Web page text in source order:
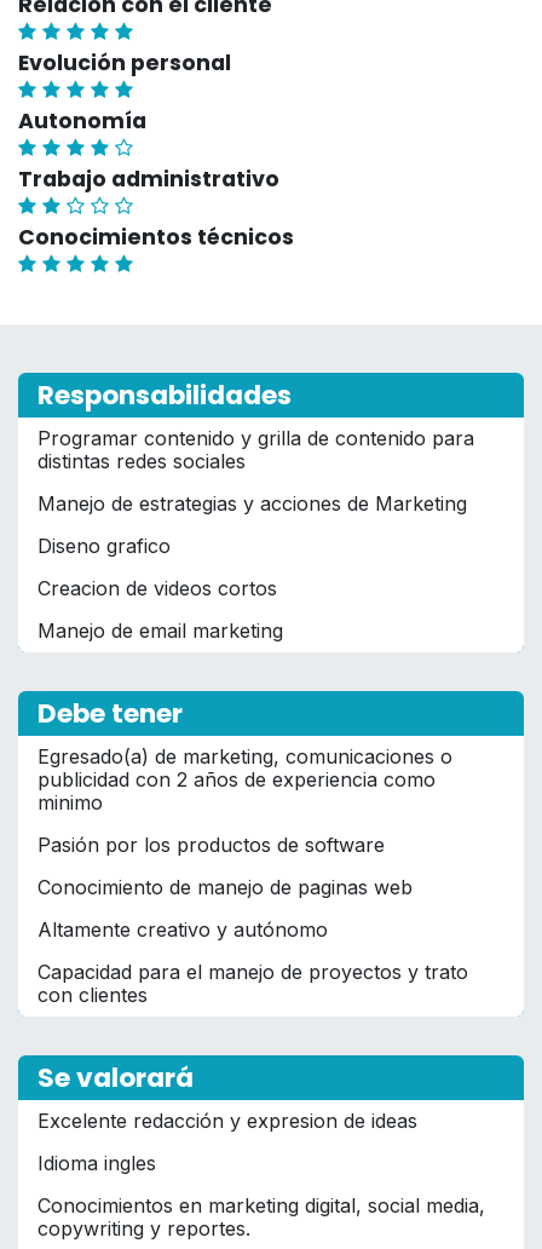
Evolución personal
Autonomía
Trabajo administrativo
Conocimientos técnicos
Responsabilidades
Programar contenido y grilla de contenido para
distintas redes sociales
Manejo de estrategias y acciones de Marketing
Diseno grafico
Creacion de videos cortos
Manejo de email marketing
Debe tener
Egresado(a) de marketing, comunicaciones o
publicidad con 2 años de experiencia como
minimo
Pasión por los productos de software
Conocimiento de manejo de paginas web
Altamente creativo y autónomo
Capacidad para el manejo de proyectos y trato
con clientes
Se valorará
Excelente redacción y expresion de ideas
Idioma ingles
Conocimientos en marketing digital, social media,
copywriting y reportes.